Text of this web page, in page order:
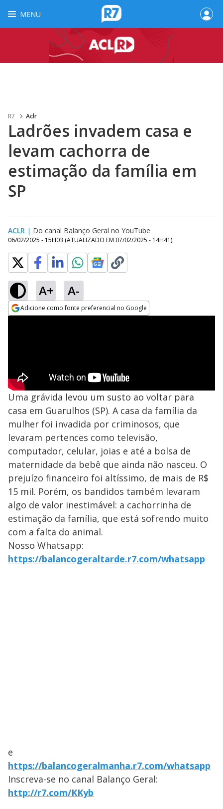
MENU
R7 Aclr
Ladrões invadem casa e
levam cachorra de
estimação da família em
SP
ACLR | Do canal Balanço Geral no YouTube
06/02/2025 - 15H03 (ATUALIZADO EM 07/02/2025 - 14H41)
A+ A-
Adicione como fonte preferencial no Google
Uma grávida levou um susto ao voltar para
casa em Guarulhos (SP). A casa da família da
mulher foi invadida por criminosos, que
levaram pertences como televisão,
computador, celular, joias e até a bolsa de
maternidade da bebê que ainda não nasceu. O
prejuízo financeiro foi altíssimo, de mais de R$
15 mil. Porém, os bandidos também levaram
algo de valor inestimável: a cachorrinha de
estimação da família, que está sofrendo muito
com a falta do animal.
Nosso Whatsapp:
https://balancogeraltarde.r7.com/whatsapp
e
https://balancogeralmanha.r7.com/whatsapp
Inscreva-se no canal Balanço Geral:
http://r7.com/KKyb